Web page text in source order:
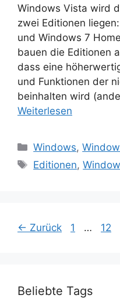
Windows Vista wird
zwei Editionen
und Windows 7
bauen die Editionen
dass eine
und Funktionen der
beinhalten wird
Weiterlesen
Kategorien
Windows,
Schlagwörter
Editionen,
← Zurück Seite
1 … 12
Beliebte Tags